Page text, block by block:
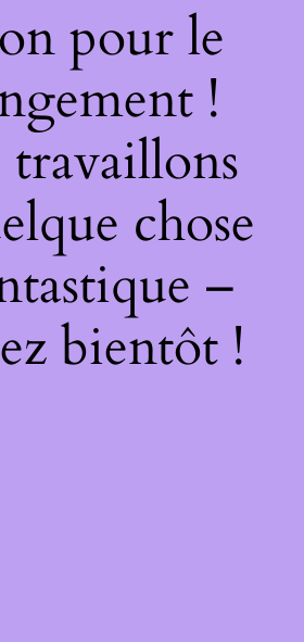
pour le
!
chose
–
bientôt !